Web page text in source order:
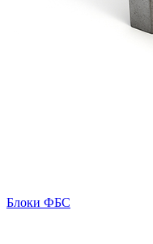
Блоки ФБС